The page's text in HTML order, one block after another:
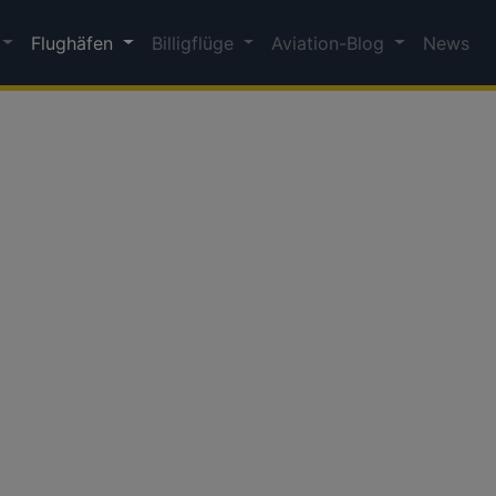
Flughäfen Billigflüge Aviation-Blog News